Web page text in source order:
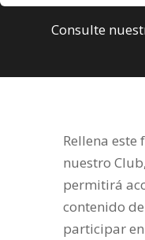
Consulte
Rellena
nuestro Club,
permitirá
contenido
participar